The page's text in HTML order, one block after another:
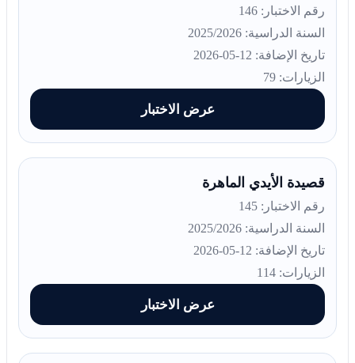
رقم الاختبار: 146
السنة الدراسية: 2025/2026
تاريخ الإضافة: 12-05-2026
الزيارات: 79
عرض الاختبار
قصيدة الأيدي الماهرة
رقم الاختبار: 145
السنة الدراسية: 2025/2026
تاريخ الإضافة: 12-05-2026
الزيارات: 114
عرض الاختبار